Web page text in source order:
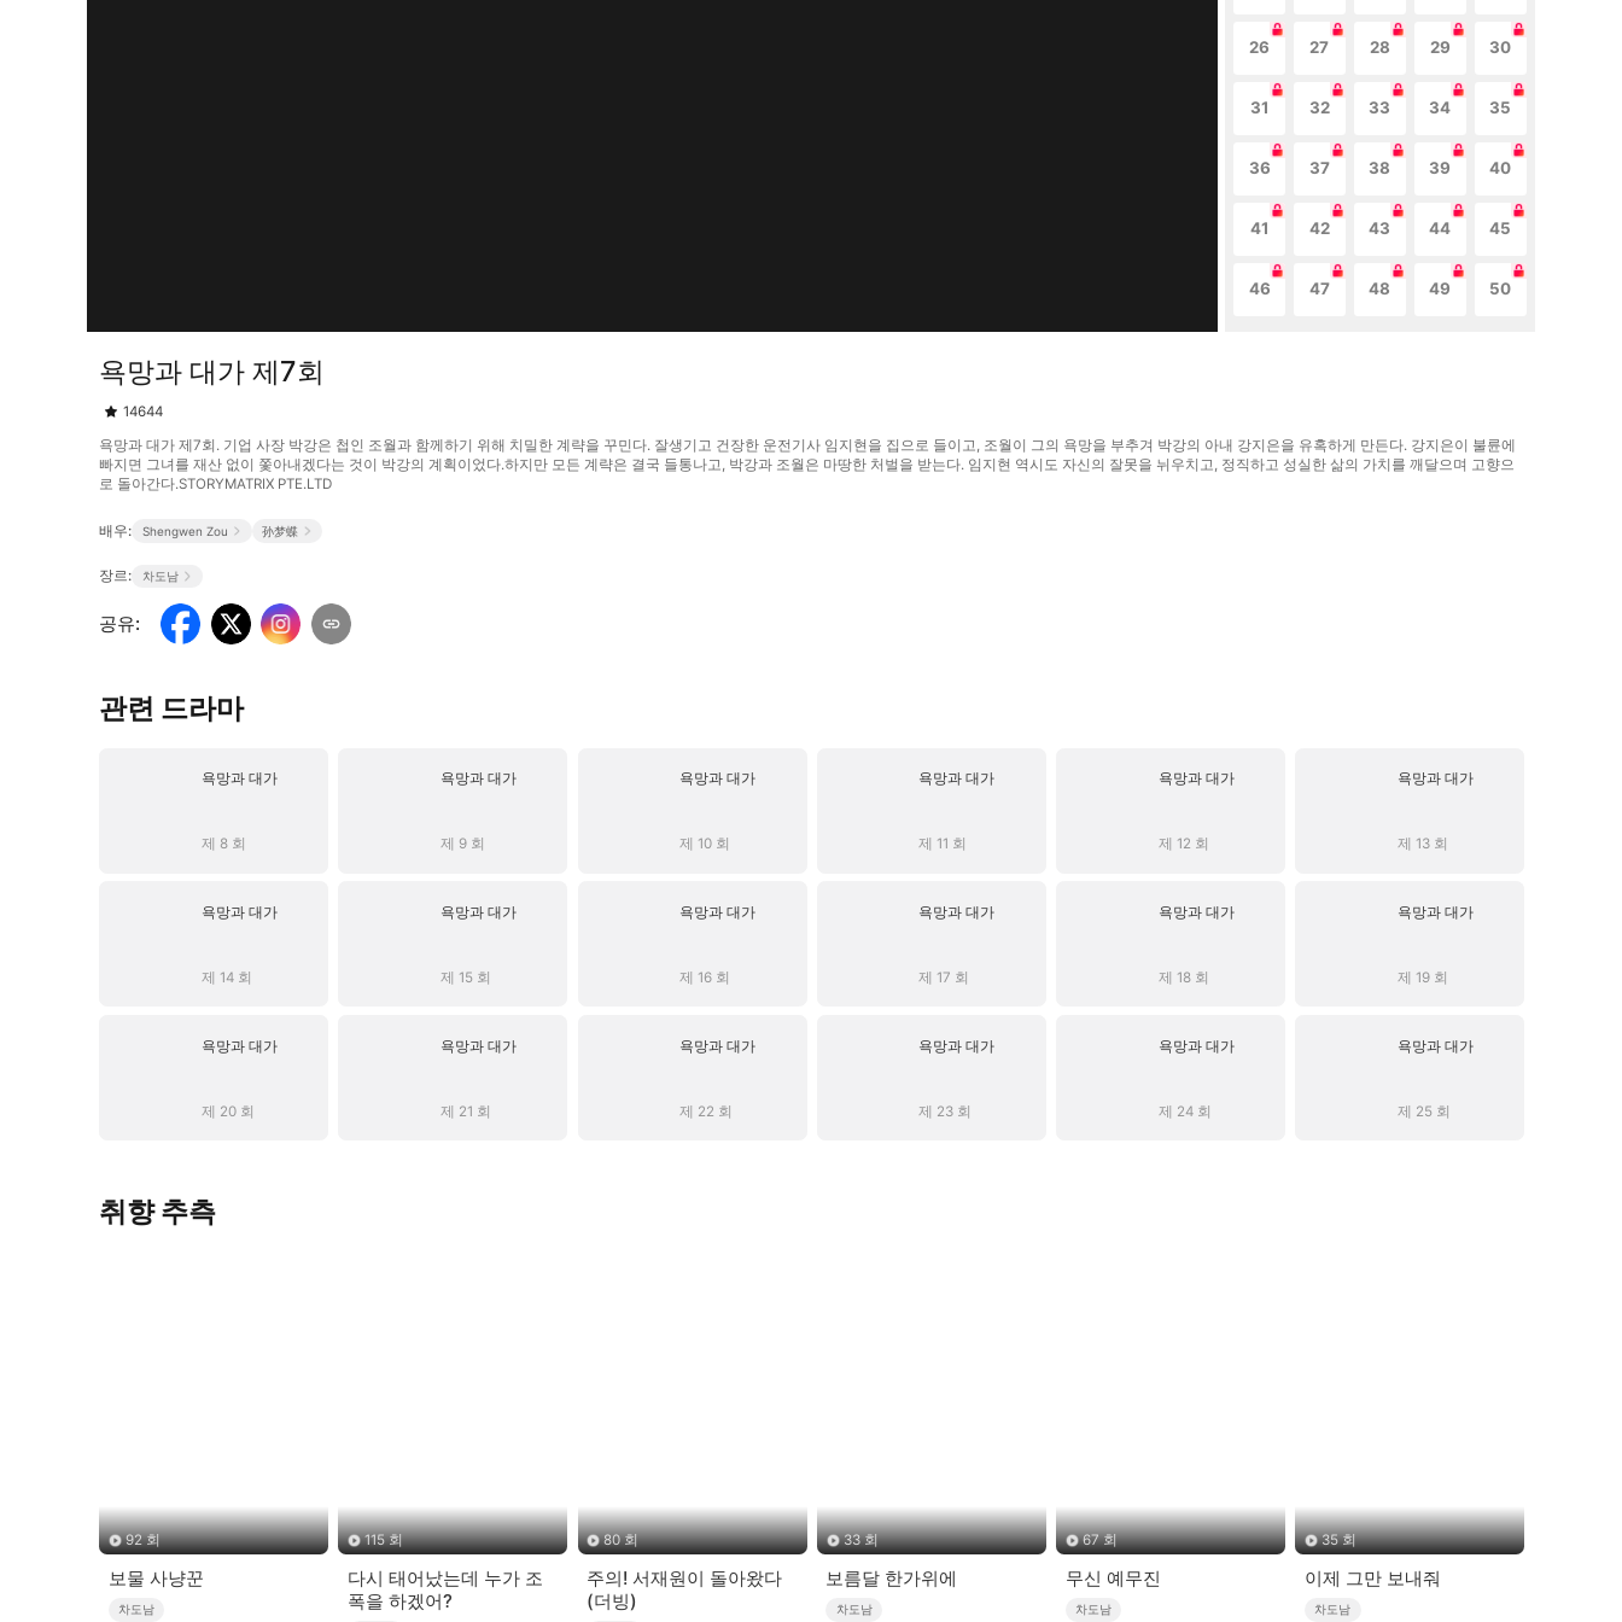
26 27 28 29 30
31 32 33 34 35
36 37 38 39 40
41 42 43 44 45
46 47 48 49 50
욕망과 대가 제7회
14644
욕망과 대가 제7회. 기업 사장 박강은 첩인 조월과 함께하기 위해 치밀한 계략을 꾸민다. 잘생기고 건장한 운전기사 임지현을 집으로 들이고, 조월이 그의 욕망을 부추겨 박강의 아내 강지은을 유혹하게 만든다. 강지은이 불륜에
빠지면 그녀를 재산 없이 쫓아내겠다는 것이 박강의 계획이었다.하지만 모든 계략은 결국 들통나고, 박강과 조월은 마땅한 처벌을 받는다. 임지현 역시도 자신의 잘못을 뉘우치고, 정직하고 성실한 삶의 가치를 깨달으며 고향으
로 돌아간다.STORYMATRIX PTE.LTD
배우: Shengwen Zou 孙梦蝶
장르: 차도남
공유:
관련 드라마
욕망과 대가
제 8 회
욕망과 대가
제 9 회
욕망과 대가
제 10 회
욕망과 대가
제 11 회
욕망과 대가
제 12 회
욕망과 대가
제 13 회
욕망과 대가
제 14 회
욕망과 대가
제 15 회
욕망과 대가
제 16 회
욕망과 대가
제 17 회
욕망과 대가
제 18 회
욕망과 대가
제 19 회
욕망과 대가
제 20 회
욕망과 대가
제 21 회
욕망과 대가
제 22 회
욕망과 대가
제 23 회
욕망과 대가
제 24 회
욕망과 대가
제 25 회
취향 추측
92 회
보물 사냥꾼
차도남
115 회
다시 태어났는데 누가 조
폭을 하겠어?
80 회
주의! 서재원이 돌아왔다
(더빙)
33 회
보름달 한가위에
차도남
67 회
무신 예무진
차도남
35 회
이제 그만 보내줘
차도남